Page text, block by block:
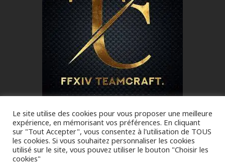
TEAMCRAFT
Le site utilise des cookies pour vous proposer une meilleure
expérience, en mémorisant vos préférences. En cliquant
sur "Tout Accepter", vous consentez à l'utilisation de TOUS
les cookies. Si vous souhaitez personnaliser les cookies
utilisé sur le site, vous pouvez utiliser le bouton "Choisir les
cookies"